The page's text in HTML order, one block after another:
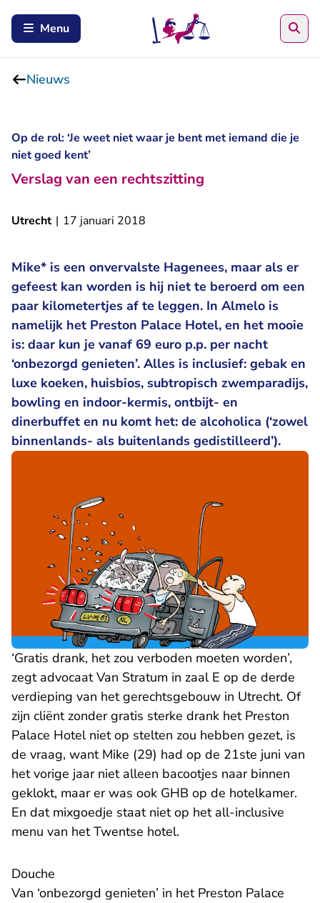
Menu
Nieuws
Op de rol: ‘Je weet niet waar je bent met iemand die je
niet goed kent’
Verslag van een rechtszitting
Utrecht | 17 januari 2018
Mike* is een onvervalste Hagenees, maar als er
gefeest kan worden is hij niet te beroerd om een
paar kilometertjes af te leggen. In Almelo is
namelijk het Preston Palace Hotel, en het mooie
is: daar kun je vanaf 69 euro p.p. per nacht
‘onbezorgd genieten’. Alles is inclusief: gebak en
luxe koeken, huisbios, subtropisch zwemparadijs,
bowling en indoor-kermis, ontbijt- en
dinerbuffet en nu komt het: de alcoholica (‘zowel
binnenlands- als buitenlands gedistilleerd’).
‘Gratis drank, het zou verboden moeten worden’,
zegt advocaat Van Stratum in zaal E op de derde
verdieping van het gerechtsgebouw in Utrecht. Of
zijn cliënt zonder gratis sterke drank het Preston
Palace Hotel niet op stelten zou hebben gezet, is
de vraag, want Mike (29) had op de 21ste juni van
het vorige jaar niet alleen bacootjes naar binnen
geklokt, maar er was ook GHB op de hotelkamer.
En dat mixgoedje staat niet op het all-inclusive
menu van het Twentse hotel.
Douche
Van ‘onbezorgd genieten’ in het Preston Palace